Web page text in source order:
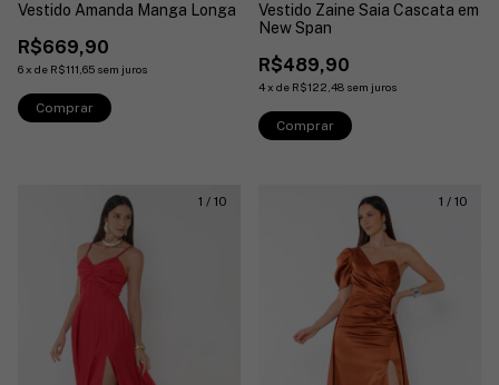
Vestido Amanda Manga Longa
R$669,90
6x de R$111,65 sem juros
Comprar
Vestido Zaine Saia Cascata em
New Span
R$489,90
4 x de R$122,48 sem juros
Comprar
1 / 10 1 / 10